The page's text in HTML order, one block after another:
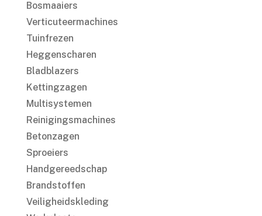
Bosmaaiers
Verticuteermachines
Tuinfrezen
Heggenscharen
Bladblazers
Kettingzagen
Multisystemen
Reinigingsmachines
Betonzagen
Sproeiers
Handgereedschap
Brandstoffen
Veiligheidskleding